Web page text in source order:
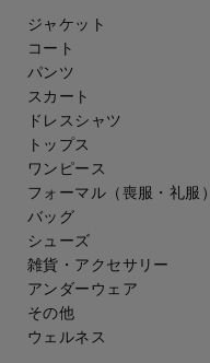
ジャケット
コート
パンツ
スカート
ドレスシャツ
トップス
ワンピース
フォーマル（喪服・礼服）
バッグ
シューズ
雑貨・アクセサリー
アンダーウェア
その他
ウェルネス